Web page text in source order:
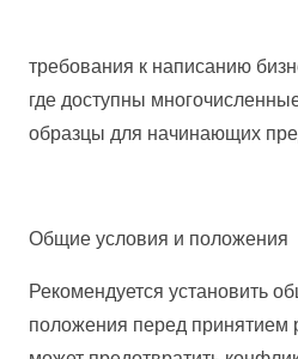
требования к написанию
где доступны
образцы для начинающих
Общие условия и положения
Рекомендуется установить
положения перед принятием